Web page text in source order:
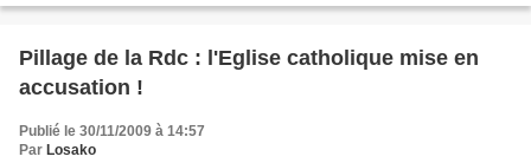
Pillage de la Rdc : l'Eglise catholique mise en
accusation !
Publié le 30/11/2009 à 14:57
Par Losako